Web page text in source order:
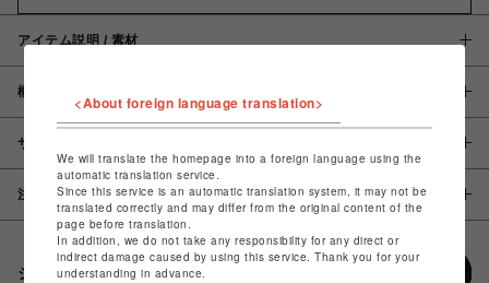
アイテム説明 / 素材
概要
サイズ
注意事項
シェアする
<About foreign language translation>
We will translate the homepage into a foreign language using the
automatic translation service.
Since this service is an automatic translation system, it may not be
translated correctly and may differ from the original content of the
page before translation.
In addition, we do not take any responsibility for any direct or
indirect damage caused by using this service. Thank you for your
understanding in advance.